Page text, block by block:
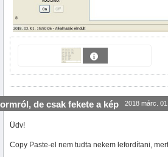
de csak fekete a kép 2018 márc.
Üdv!
Copy Paste-el nem tudta nekem lefordítani,